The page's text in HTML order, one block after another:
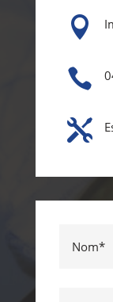


